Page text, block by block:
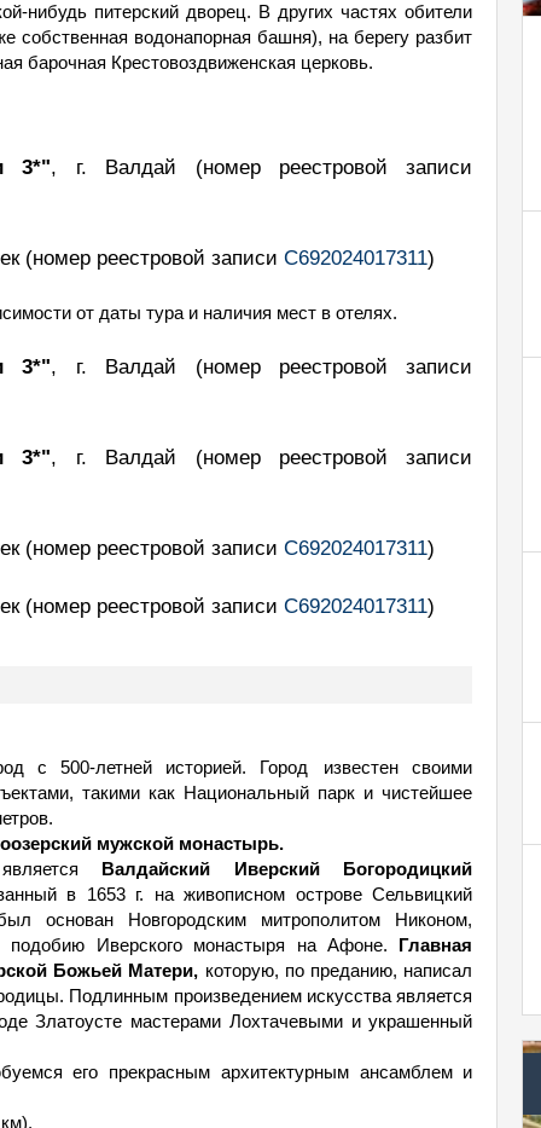
нибудь питерский дворец. В других частях обители
собственная водонапорная башня), на берегу разбит
барочная Крестовоздвиженская церковь.
3*", г. Валдай (номер реестровой записи
(номер реестровой записи С692024017311)
от даты тура и наличия мест в отелях.
3*", г. Валдай (номер реестровой записи
3*", г. Валдай (номер реестровой записи
(номер реестровой записи С692024017311)
(номер реестровой записи С692024017311)
с 500-летней историей. Город известен своими
такими как Национальный парк и чистейшее
мужской монастырь.
Валдайский Иверский Богородицкий
в 1653 г. на живописном острове Сельвицкий
основан Новгородским митрополитом Никоном,
Иверского монастыря на Афоне. Главная
Божьей Матери, которую, по преданию, написал
Подлинным произведением искусства является
Златоусте мастерами Лохтачевыми и украшенный
его прекрасным архитектурным ансамблем и